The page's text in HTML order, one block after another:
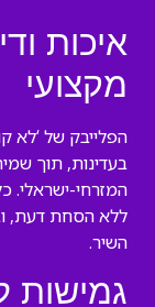
איכות
מקצועי
הפלייבק של ‘לא
בעדינות, תוך
המזרחי-ישראלי.
ללא הסחת דעת,
השיר.
גמישות